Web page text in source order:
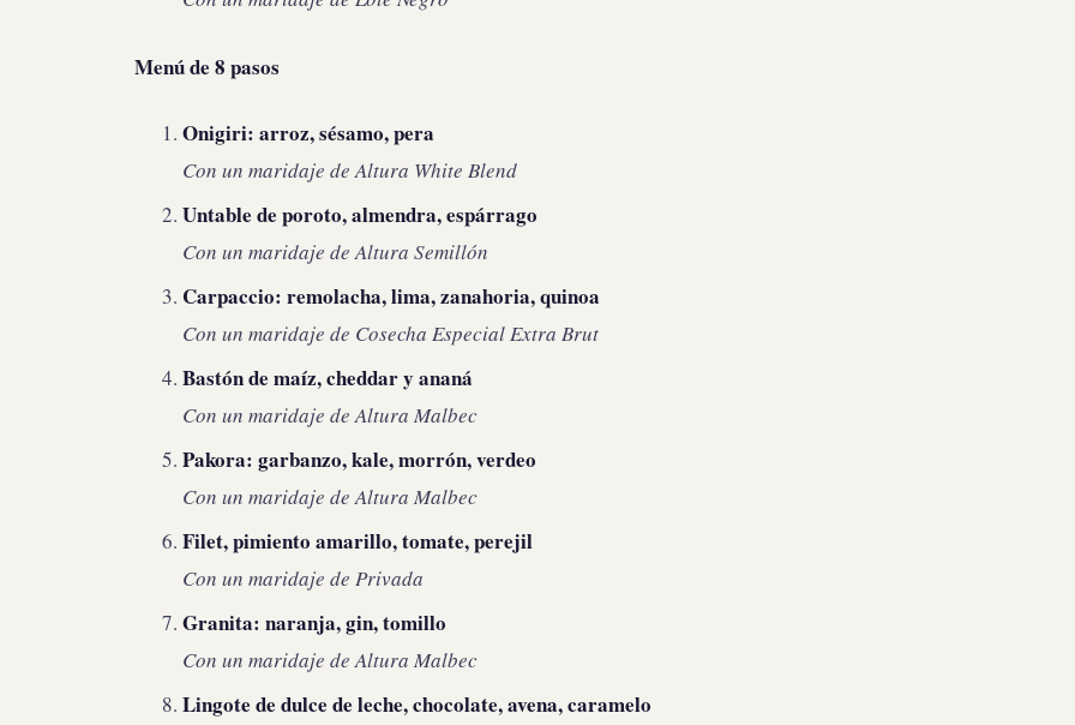
Menú de 8 pasos
Onigiri: arroz, sésamo, pera
Con un maridaje deAltura White Blend
Untable de poroto, almendra, espárrago
Con un maridaje deAltura Semillón
Carpaccio: remolacha, lima, zanahoria, quinoa
Con un maridaje de Cosecha Especial Extra Brut
Bastón de maíz, cheddar y ananá
Con un maridaje deAltura Malbec
Pakora: garbanzo, kale, morrón, verdeo
Con un maridaje deAltura Malbec
Filet, pimiento amarillo, tomate, perejil
Con un maridaje de Privada
Granita: naranja, gin, tomillo
Con un maridaje deAltura Malbec
Lingote de dulce de leche, chocolate, avena, caramelo